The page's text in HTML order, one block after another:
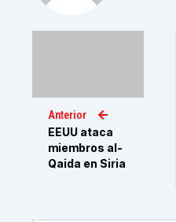
Anterior
EEUU ataca
miembros al-
Qaida en Siria